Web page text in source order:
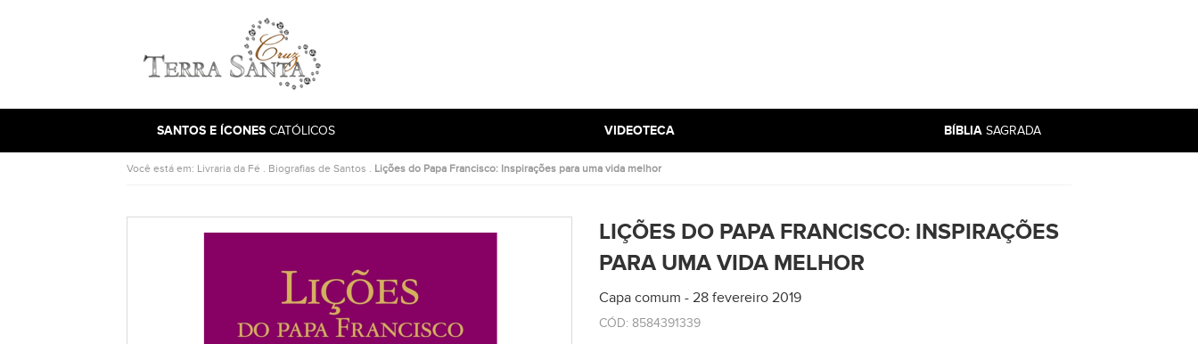
Ir para a página inicial
SANTOS E ÍCONES CATÓLICOS VIDEOTECA BÍBLIA SAGRADA
Você está em: Livraria da Fé . Biografias de Santos . Lições do Papa Francisco: Inspirações para uma vida melhor
LIÇÕES DO PAPA FRANCISCO: INSPIRAÇÕES
PARA UMA VIDA MELHOR
Capa comum - 28 fevereiro 2019
CÓD: 8584391339